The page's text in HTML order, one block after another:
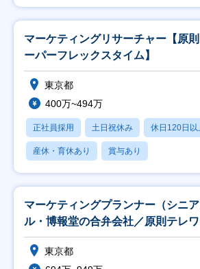
マーケティングリサーチャー【原
ーパーフレックスタイム】
東京都
400万~494万
正社員採用 土日祝休み 休日120日以
産休・育休あり 賞与あり
マーケティングプランナー（シニ
ル・博報堂の合弁会社／原則テレワ
東京都